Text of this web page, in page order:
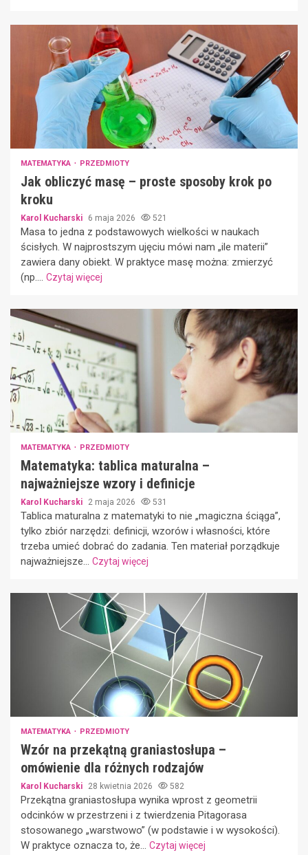
MATEMATYKA PRZEDMIOTY
Jak obliczyć masę – proste sposoby krok po
kroku
Karol Kucharski 6 maja 2026 521
Masa to jedna z podstawowych wielkości w naukach
ścisłych. W najprostszym ujęciu mówi nam „ile materii”
zawiera dany obiekt. W praktyce masę można: zmierzyć
(np.... Czytaj więcej
MATEMATYKA PRZEDMIOTY
Matematyka: tablica maturalna –
najważniejsze wzory i definicje
Karol Kucharski 2 maja 2026 531
Tablica maturalna z matematyki to nie „magiczna ściąga”,
tylko zbiór narzędzi: definicji, wzorów i własności, które
trzeba umieć dobrać do zadania. Ten materiał porządkuje
najważniejsze... Czytaj więcej
MATEMATYKA PRZEDMIOTY
Wzór na przekątną graniastosłupa –
omówienie dla różnych rodzajów
Karol Kucharski 28 kwietnia 2026 582
Przekątna graniastosłupa wynika wprost z geometrii
odcinków w przestrzeni i z twierdzenia Pitagorasa
stosowanego „warstwowo” (w podstawie i w wysokości).
W praktyce oznacza to, że... Czytaj więcej